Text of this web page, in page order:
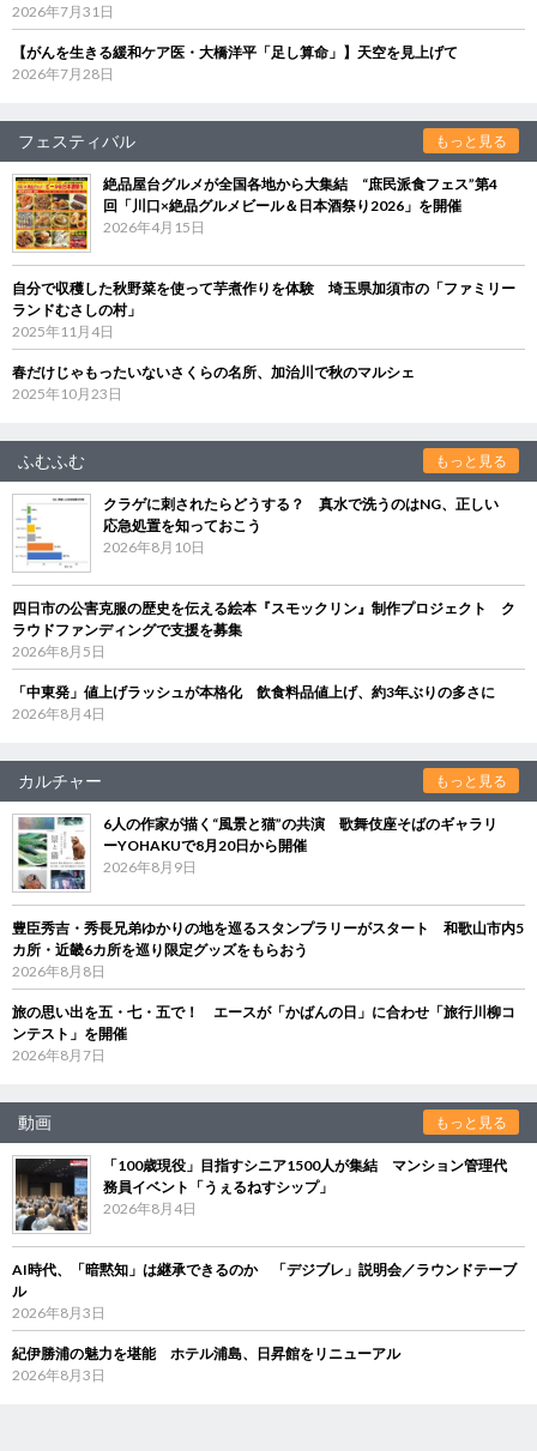
2026年7月31日
【がんを生きる緩和ケア医・大橋洋平「足し算命」】天空を見上げて
2026年7月28日
フェスティバル もっと見る
絶品屋台グルメが全国各地から大集結 “庶民派食フェス”第4
回「川口×絶品グルメビール＆日本酒祭り2026」を開催
2026年4月15日
自分で収穫した秋野菜を使って芋煮作りを体験 埼玉県加須市の「ファミリー
ランドむさしの村」
2025年11月4日
春だけじゃもったいないさくらの名所、加治川で秋のマルシェ
2025年10月23日
ふむふむ もっと見る
クラゲに刺されたらどうする？ 真水で洗うのはNG、正しい
応急処置を知っておこう
2026年8月10日
四日市の公害克服の歴史を伝える絵本『スモックリン』制作プロジェクト ク
ラウドファンディングで支援を募集
2026年8月5日
「中東発」値上げラッシュが本格化 飲食料品値上げ、約3年ぶりの多さに
2026年8月4日
カルチャー もっと見る
6人の作家が描く“風景と猫”の共演 歌舞伎座そばのギャラリ
ーYOHAKUで8月20日から開催
2026年8月9日
豊臣秀吉・秀長兄弟ゆかりの地を巡るスタンプラリーがスタート 和歌山市内5
カ所・近畿6カ所を巡り限定グッズをもらおう
2026年8月8日
旅の思い出を五・七・五で！ エースが「かばんの日」に合わせ「旅行川柳コ
ンテスト」を開催
2026年8月7日
動画 もっと見る
「100歳現役」目指すシニア1500人が集結 マンション管理代
務員イベント「うぇるねすシップ」
2026年8月4日
AI時代、「暗黙知」は継承できるのか 「デジブレ」説明会／ラウンドテーブ
ル
2026年8月3日
紀伊勝浦の魅力を堪能 ホテル浦島、日昇館をリニューアル
2026年8月3日